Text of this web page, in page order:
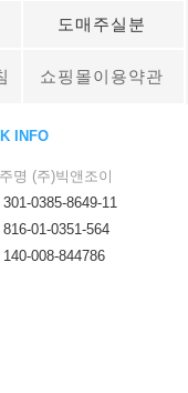
도매주실분
쇼핑몰이용약관
INFO
명 (주)빅앤조이
0385-8649-11
01-0351-564
008-844786